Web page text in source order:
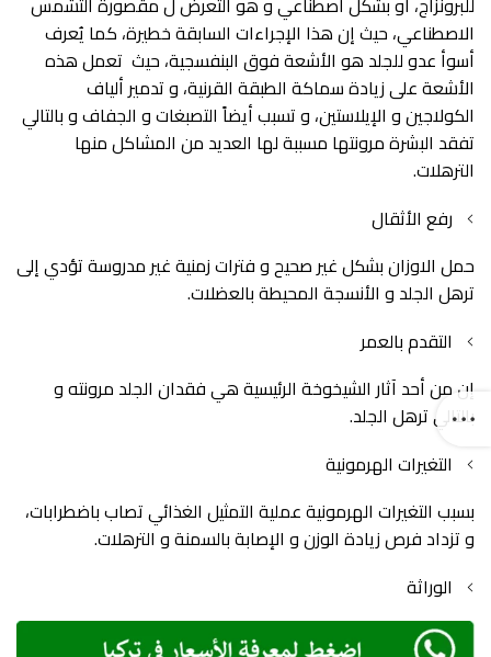
الاصطناعي، حيث إن هذا الإجراءات السابقة خطيرة، كما يُعرف
أسوأ عدو للجلد هو الأشعة فوق البنفسجية، حيث تعمل هذه
الأشعة على زيادة سماكة الطبقة القرنية، و تدمير ألياف
الكولاجين و الإيلاستين، و تسبب أيضاً التصبغات و الجفاف و بالتالي
تفقد البشرة مرونتها مسببة لها العديد من المشاكل منها
الترهلات.
رفع الأثقال
حمل الاوزان بشكل غير صحيح و فترات زمنية غير مدروسة تؤدي إلى
ترهل الجلد و الأنسجة المحيطة بالعضلات.
التقدم بالعمر
إن من أحد آثار الشيخوخة الرئيسية هي فقدان الجلد مرونته و
بالتالي ترهل الجلد.
التغيرات الهرمونية
بسبب التغيرات الهرمونية عملية التمثيل الغذائي تصاب باضطرابات،
و تزداد فرص زيادة الوزن و الإصابة بالسمنة و الترهلات.
الوراثة